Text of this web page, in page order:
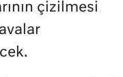
çizilmesi